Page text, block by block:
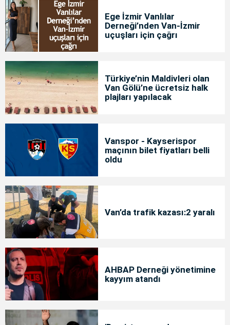
Ege İzmir Vanlılar
Derneği’nden Van-İzmir
uçuşları için çağrı
Türkiye’nin Maldivleri olan
Van Gölü’ne ücretsiz halk
plajları yapılacak
Vanspor - Kayserispor
maçının bilet fiyatları belli
oldu
Van’da trafik kazası:2 yaralı
AHBAP Derneği yönetimine
kayyım atandı